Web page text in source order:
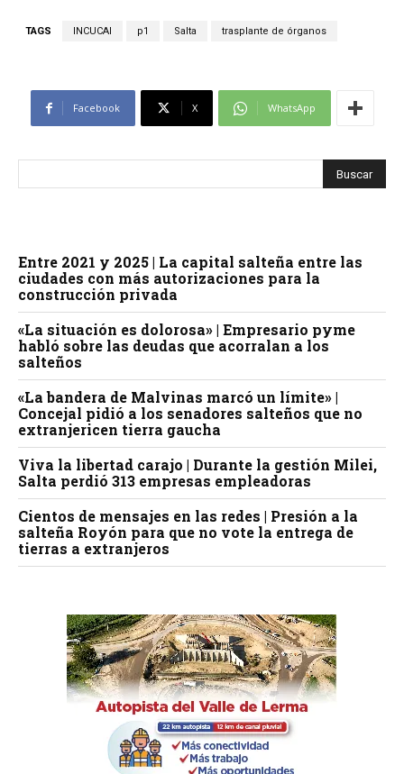
TAGS INCUCAI p1 Salta trasplante de órganos
Facebook X WhatsApp
Entre 2021 y 2025 | La capital salteña entre las
ciudades con más autorizaciones para la
construcción privada
«La situación es dolorosa» | Empresario pyme
habló sobre las deudas que acorralan a los
salteños
«La bandera de Malvinas marcó un límite» |
Concejal pidió a los senadores salteños que no
extranjericen tierra gaucha
Viva la libertad carajo | Durante la gestión Milei,
Salta perdió 313 empresas empleadoras
Cientos de mensajes en las redes | Presión a la
salteña Royón para que no vote la entrega de
tierras a extranjeros